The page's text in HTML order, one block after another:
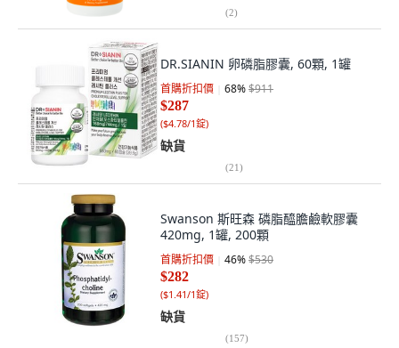
(2)
DR.SIANIN 卵磷脂膠囊, 60顆, 1罐
首購折扣價 68%$911
$287
($4.78/1錠)
缺貨
(21)
Swanson 斯旺森 磷脂醯膽鹼軟膠囊
420mg, 1罐, 200顆
首購折扣價 46%$530
$282
($1.41/1錠)
缺貨
(157)